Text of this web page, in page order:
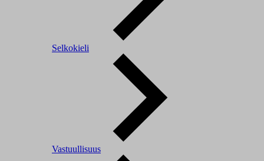
Selkokieli
Vastuullisuus